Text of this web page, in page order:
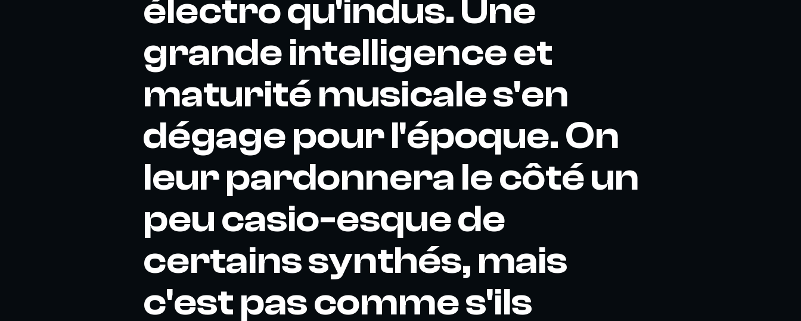
électro qu'indus. Une
grande intelligence et
maturité musicale s'en
dégage pour l'époque. On
leur pardonnera le côté un
peu casio-esque de
certains synthés, mais
c'est pas comme s'ils